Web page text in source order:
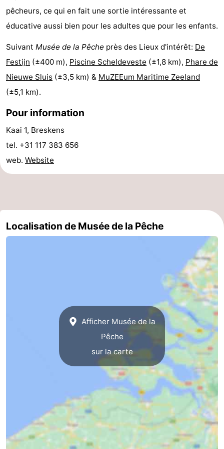
manger
Pratiques
Route
-
Stationnement
Adresses
Médicales
Région
Zeeland
Walcheren
Domburg
-
Retranchement
Nature
Flandre-
pêcheurs, ce qui en fait une sortie intéressante et
éducative aussi bien pour les adultes que pour les enfants.
Suivant Musée de la Pêche près des Lieux d'intérêt: De
Festijn (±400 m), Piscine Scheldeveste (±1,8 km), Phare de
Nieuwe Sluis (±3,5 km) & MuZEEum Maritime Zeeland
(±5,1 km).
Pour information
Kaai 1, Breskens
tel. +31 117 383 656
web. Website
Localisation de Musée de la Pêche
Afficher Musée de la
Pêche
sur la carte